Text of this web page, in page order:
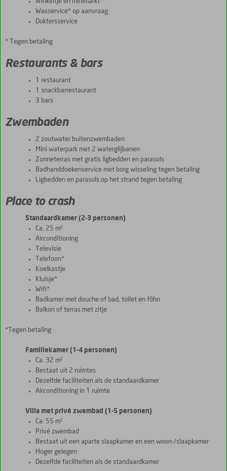
Wasservice* op aanvraag
Doktersservice
* Tegen betaling
Restaurants & bars
1 restaurant
1 snackbarrestaurant
3 bars
Zwembaden
2 zoutwater buitenzwembaden
Mini waterpark met 2 waterglijbanen
Zonneterras met gratis ligbedden en parasols
Badhanddoekenservice met borg wisseling tegen betaling
Ligbedden en parasols op het strand tegen betaling
Place to crash
Standaardkamer (2-3 personen)
Ca. 25 m²
Airconditioning
Televisie
Telefoon*
Koelkastje
Kluisje*
Wifi*
Badkamer met douche of bad, toilet en föhn
Balkon of terras met zitje
*Tegen betaling
Familiekamer (1-4 personen)
Ca. 32 m²
Bestaat uit 2 ruimtes
Dezelfde faciliteiten als de standaardkamer
Airconditioning in 1 ruimte
Villa met privé zwembad (1-5 personen)
Ca. 55 m²
Privé zwembad
Bestaat uit een aparte slaapkamer en een woon-/slaapkamer
Hoger gelegen
Dezelfde faciliteiten als de standaardkamer